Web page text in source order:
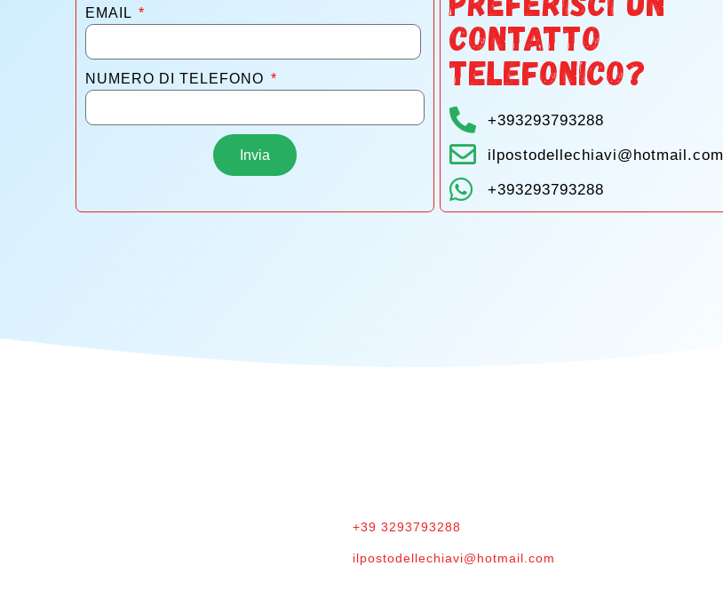
EMAIL
NUMERO DI TELEFONO
Invia
CONTATTO
TELEFONICO?
+393293793288
ilpostodellechiavi@hotmail.com
+393293793288
+39 3293793288
ilpostodellechiavi@hotmail.com